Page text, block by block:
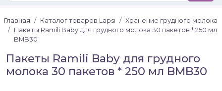
Главная Каталог товаров Lapsi
Хранение грудного молока
Пакеты Ramili Baby для грудного молока 30 пакетов * 250 мл
BMB30
Пакеты Ramili Baby для грудного
молока 30 пакетов * 250 мл BMB30